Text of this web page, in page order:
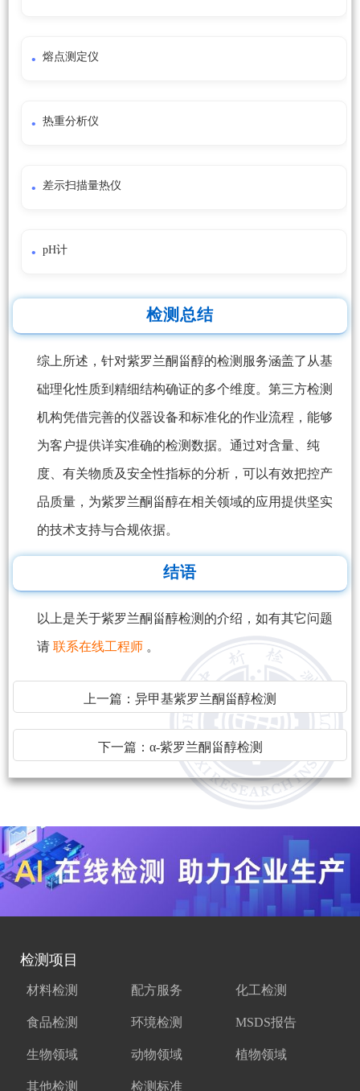
熔点测定仪
热重分析仪
差示扫描量热仪
pH计
检测总结
综上所述，针对紫罗兰酮甾醇的检测服务涵盖了从基
础理化性质到精细结构确证的多个维度。第三方检测
机构凭借完善的仪器设备和标准化的作业流程，能够
为客户提供详实准确的检测数据。通过对含量、纯
度、有关物质及安全性指标的分析，可以有效把控产
品质量，为紫罗兰酮甾醇在相关领域的应用提供坚实
的技术支持与合规依据。
结语
以上是关于紫罗兰酮甾醇检测的介绍，如有其它问题
请 联系在线工程师 。
上一篇： 异甲基紫罗兰酮甾醇检测
下一篇： α-紫罗兰酮甾醇检测
检测项目
材料检测 配方服务 化工检测
食品检测 环境检测 MSDS报告
生物领域 动物领域 植物领域
其他检测 检测标准